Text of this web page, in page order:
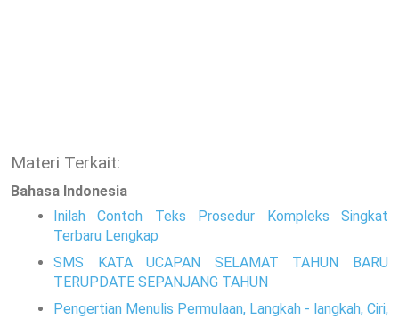
Materi Terkait:
Bahasa Indonesia
Inilah Contoh Teks Prosedur Kompleks Singkat
Terbaru Lengkap
SMS KATA UCAPAN SELAMAT TAHUN BARU
TERUPDATE SEPANJANG TAHUN
Pengertian Menulis Permulaan, Langkah - langkah, Ciri,